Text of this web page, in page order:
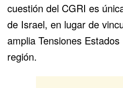
cuestión del CGRI es
de Israel, en lugar de
amplia Tensiones
región.